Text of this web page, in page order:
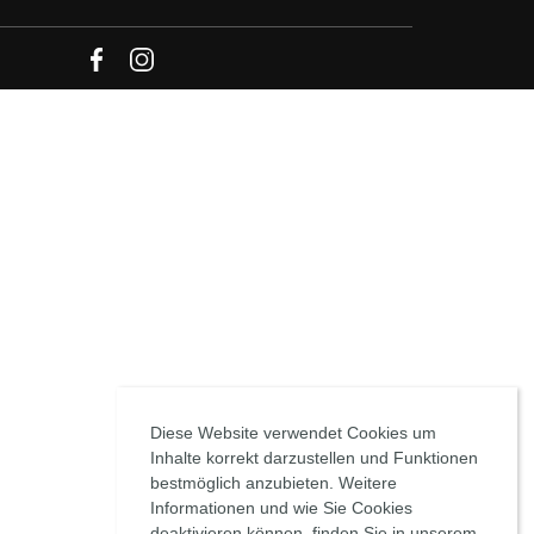
Diese Website verwendet Cookies um
Inhalte korrekt darzustellen und Funktionen
bestmöglich anzubieten. Weitere
Informationen und wie Sie Cookies